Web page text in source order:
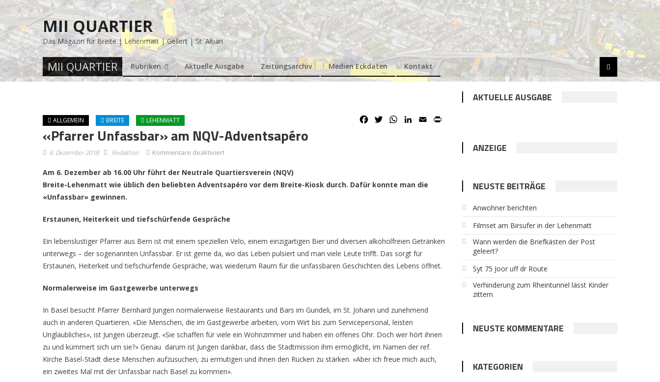
MII QUARTIER
Das Magazin für Breite | Lehenmatt | Gellert | St. Alban
MII QUARTIER Rubriken Aktuelle Ausgabe Zeitungsarchiv Medien Eckdaten Kontakt
ALLGEMEIN BREITE LEHENMATT FacebookTwitterWhatsApp
LinkedIn
Email
«Pfarrer Unfassbar» am NQV-Adventsapéro
6. Dezember 2018 Redaktion Kommentare deaktiviertfür
Unfassbar»
am
Am 6. Dezember ab 16.00 Uhr führt der Neutrale Quartiersverein (NQV)
Breite-Lehenmatt wie üblich den beliebten Adventsapéro vor dem Breite-Kiosk durch. Dafür konnte man die
«Unfassbar» gewinnen.
Erstaunen, Heiterkeit und tiefschürfende Gespräche
Ein lebenslustiger Pfarrer aus Bern ist mit einem speziellen Velo, einem einzigartigen Bier und diversen alkoholfreien Getränken
unterwegs – der sogenannten Unfassbar. Er ist gerne da, wo das Leben pulsiert und man viele Leute trifft. Das sorgt für
Erstaunen, Heiterkeit und tiefschürfende Gespräche, was wiederum Raum für die unfassbaren Geschichten des Lebens öffnet.
Normalerweise im Gastgewerbe unterwegs
In Basel besucht Pfarrer Bernhard Jungen normalerweise Restaurants und Bars im Gundeli, im St. Johann und zunehmend
auch in anderen Quartieren. «Die Menschen, die im Gastgewerbe arbeiten, vom Wirt bis zum Servicepersonal, leisten
Unglaubliches», ist Jungen überzeugt. «Sie schaffen für viele ein Wohnzimmer und haben ein offenes Ohr. Doch wer hört ihnen
zu und kümmert sich um sie?» Genau darum ist Jungen dankbar, dass die Stadtmission ihm ermöglicht, im Namen der ref.
Kirche Basel-Stadt diese Menschen aufzusuchen, zu ermutigen und ihnen den Rücken zu stärken. «Aber ich freue mich auch,
ein zweites Mal mit der Unfassbar nach Basel zu kommen».
AKTUELLE AUSGABE
ANZEIGE
NEUSTE BEITRÄGE
Anwohner berichten
Filmset am Birsufer in der Lehenmatt
Wann werden die Briefkästen der Post
geleert?
Syt 75 Joor uff dr Route
Verhinderung zum Rheintunnel lässt Kinder
zittern
NEUSTE KOMMENTARE
KATEGORIEN